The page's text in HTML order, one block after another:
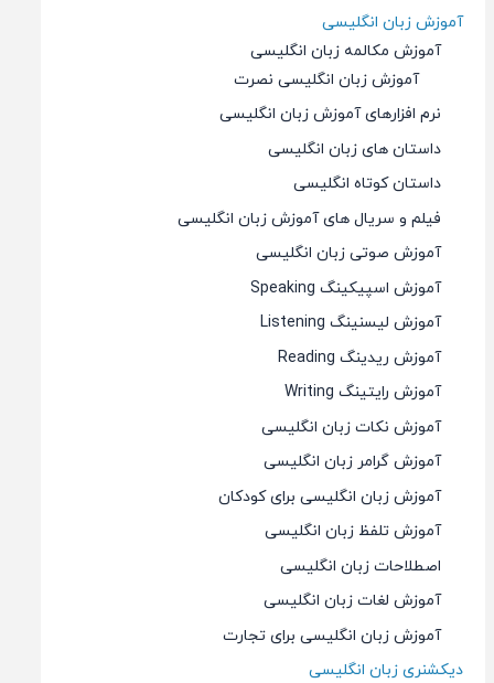
آموزش زبان انگلیسی
آموزش مکالمه زبان انگلیسی
آموزش زبان انگلیسی نصرت
نرم افزارهای آموزش زبان انگلیسی
داستان های زبان انگلیسی
داستان کوتاه انگلیسی
فیلم و سریال های آموزش زبان انگلیسی
آموزش صوتی زبان انگلیسی
آموزش اسپیکینگ Speaking
آموزش لیسنینگ Listening
آموزش ریدینگ Reading
آموزش رایتینگ Writing
آموزش نکات زبان انگلیسی
آموزش گرامر زبان انگلیسی
آموزش زبان انگلیسی برای کودکان
آموزش تلفظ زبان انگلیسی
اصطلاحات زبان انگلیسی
آموزش لغات زبان انگلیسی
آموزش زبان انگلیسی برای تجارت
دیکشنری زبان انگلیسی